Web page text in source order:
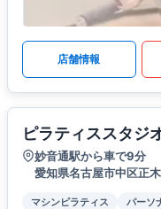
店舗情報
ピラティススタジ
妙音通駅から車で9分
愛知県名古屋市中区正
マシンピラティス パーソ